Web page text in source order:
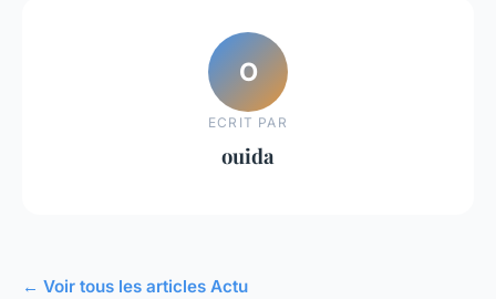
O
ECRIT PAR
ouida
← Voir tous les articles Actu